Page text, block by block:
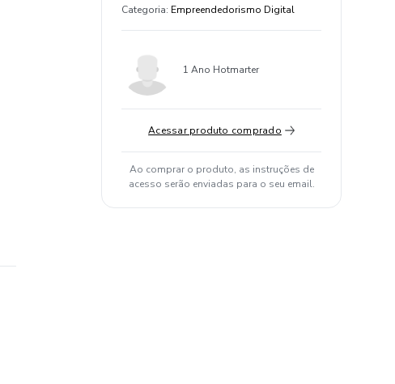
Categoria: Empreendedorismo Digital
1 Ano Hotmarter
Acessar produto comprado
Ao comprar o produto, as instruções de
acesso serão enviadas para o seu email.